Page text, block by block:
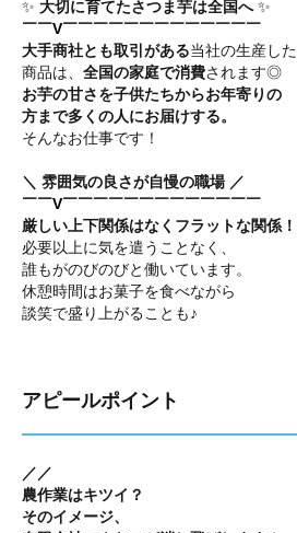
✨ 大切に育てたさつま芋は全国へ✨
￣￣V￣￣￣￣￣￣￣￣￣￣￣￣￣
大手商社とも取引がある当社の生産した
商品は、 全国の家庭で消費されます◎
お芋の甘さを子供たちからお年寄りの
方まで多くの人にお届けする。
そんなお仕事です！
＼ 雰囲気の良さが自慢の職場 ／
￣￣V￣￣￣￣￣￣￣￣￣￣￣￣￣
厳しい上下関係はなくフラットな関係！
必要以上に気を遣うことなく、
誰もがのびのびと働いています。
休憩時間はお菓子を食べながら
談笑で盛り上がることも♪
アピールポイント
／／
農作業はキツイ？
そのイメージ、